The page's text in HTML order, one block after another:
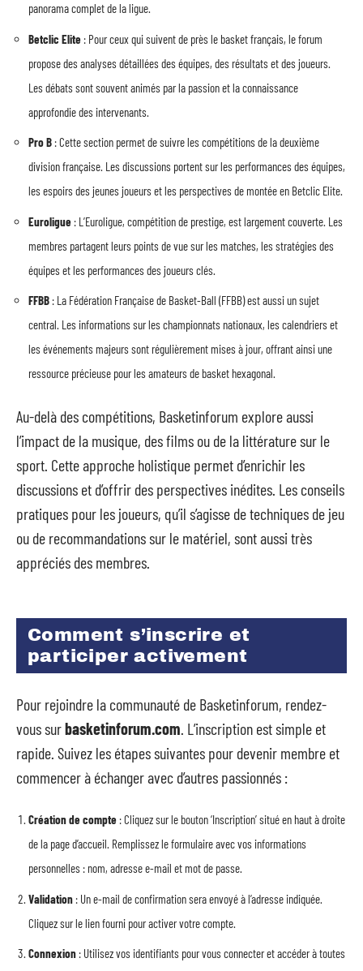
panorama complet de la ligue.
Betclic Elite : Pour ceux qui suivent de près le basket français, le forum
propose des analyses détaillées des équipes, des résultats et des joueurs.
Les débats sont souvent animés par la passion et la connaissance
approfondie des intervenants.
Pro B : Cette section permet de suivre les compétitions de la deuxième
division française. Les discussions portent sur les performances des équipes,
les espoirs des jeunes joueurs et les perspectives de montée en Betclic Elite.
Euroligue : L’Euroligue, compétition de prestige, est largement couverte. Les
membres partagent leurs points de vue sur les matches, les stratégies des
équipes et les performances des joueurs clés.
FFBB : La Fédération Française de Basket-Ball (FFBB) est aussi un sujet
central. Les informations sur les championnats nationaux, les calendriers et
les événements majeurs sont régulièrement mises à jour, offrant ainsi une
ressource précieuse pour les amateurs de basket hexagonal.
Au-delà des compétitions, Basketinforum explore aussi
l’impact de la musique, des films ou de la littérature sur le
sport. Cette approche holistique permet d’enrichir les
discussions et d’offrir des perspectives inédites. Les conseils
pratiques pour les joueurs, qu’il s’agisse de techniques de jeu
ou de recommandations sur le matériel, sont aussi très
appréciés des membres.
Comment s’inscrire et
participer activement
Pour rejoindre la communauté de Basketinforum, rendez-
vous surbasketinforum.com . L’inscription est simple et
rapide. Suivez les étapes suivantes pour devenir membre et
commencer à échanger avec d’autres passionnés :
Création de compte : Cliquez sur le bouton ‘Inscription’ situé en haut à droite
de la page d’accueil. Remplissez le formulaire avec vos informations
personnelles : nom, adresse e-mail et mot de passe.
Validation : Un e-mail de confirmation sera envoyé à l’adresse indiquée.
Cliquez sur le lien fourni pour activer votre compte.
Connexion : Utilisez vos identifiants pour vous connecter et accéder à toutes